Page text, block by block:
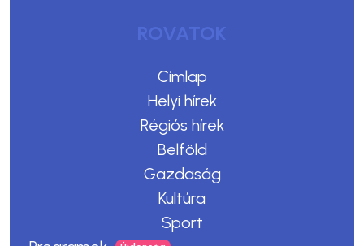
ROVATOK
Címlap
Helyi hírek
Régiós hírek
Belföld
Gazdaság
Kultúra
Sport